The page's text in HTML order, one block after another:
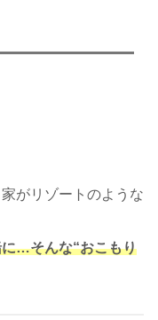
がリゾートのような
…そんな“おこもり